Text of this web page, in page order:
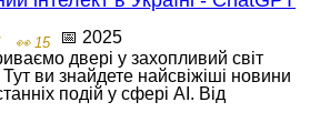
👀 15
📅 2025
двері у захопливий світ
Тут ви знайдете найсвіжіші новини
подій у сфері AI. Від